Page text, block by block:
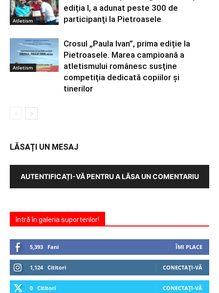
Atletism
ediția I, a adunat peste 300 de
participanți la Pietroasele
Atletism
Crosul „Paula Ivan”, prima ediție la
Pietroasele. Marea campioană a
atletismului românesc susține
competiția dedicată copiilor și
tinerilor
LĂSAȚI UN MESAJ
AUTENTIFICAȚI-VĂ PENTRU A LĂSA UN COMENTARIU
Intră în galeria suporterilor!
5,393 Fani ÎMI PLACE
1,124 Cititori CONECTAȚI-VĂ
0 Cititori CONECTAȚI-VĂ